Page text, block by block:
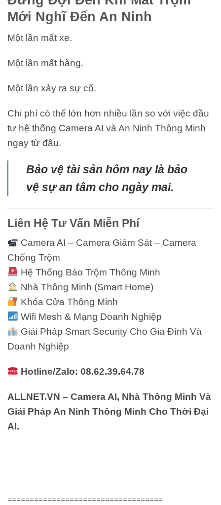
Mới Nghĩ Đến An Ninh
Một lần mất xe.
Một lần mất hàng.
Một lần xảy ra sự cố.
Chi phí có thể lớn hơn nhiều lần so với việc đầu
tư hệ thống Camera AI và An Ninh Thông Minh
ngay từ đầu.
Bảo vệ tài sản hôm nay là bảo
vệ sự an tâm cho ngày mai.
Liên Hệ Tư Vấn Miễn Phí
Camera AI – Camera Giám Sát – Camera
Chống Trộm
Hệ Thống Báo Trộm Thông Minh
Nhà Thông Minh (Smart Home)
Khóa Cửa Thông Minh
Wifi Mesh & Mạng Doanh Nghiệp
Giải Pháp Smart Security Cho Gia Đình Và
Doanh Nghiệp
Hotline/Zalo: 08.62.39.64.78
ALLNET.VN – Camera AI, Nhà Thông Minh Và
Giải Pháp An Ninh Thông Minh Cho Thời Đại
AI.
===================================